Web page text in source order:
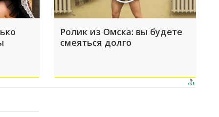
Ролик из Омска: вы будете
смеяться долго